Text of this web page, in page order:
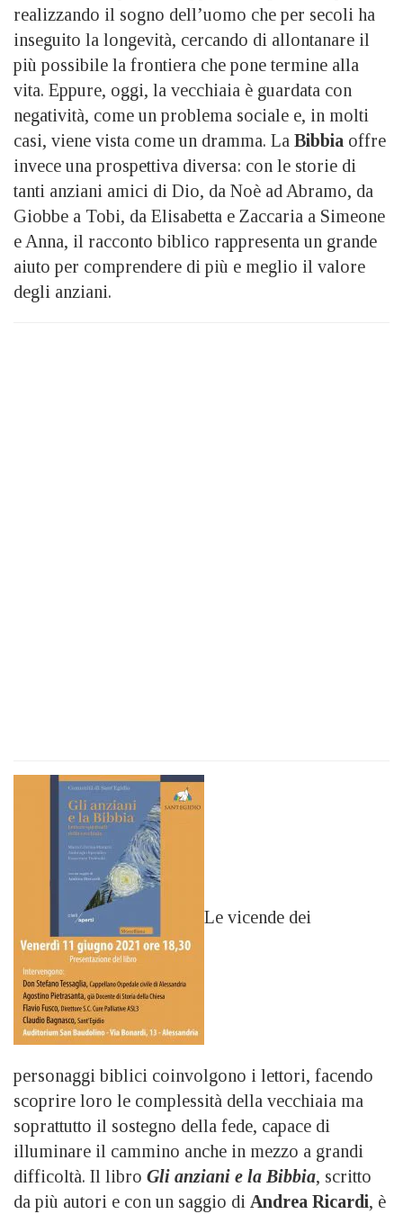
realizzando il sogno dell’uomo che per secoli ha
inseguito la longevità, cercando di allontanare il
più possibile la frontiera che pone termine alla
vita. Eppure, oggi, la vecchiaia è guardata con
negatività, come un problema sociale e, in molti
casi, viene vista come un dramma. La Bibbia offre
invece una prospettiva diversa: con le storie di
tanti anziani amici di Dio, da Noè ad Abramo, da
Giobbe a Tobi, da Elisabetta e Zaccaria a Simeone
e Anna, il racconto biblico rappresenta un grande
aiuto per comprendere di più e meglio il valore
degli anziani.
Le vicende dei
personaggi biblici coinvolgono i lettori, facendo
scoprire loro le complessità della vecchiaia ma
soprattutto il sostegno della fede, capace di
illuminare il cammino anche in mezzo a grandi
difficoltà. Il libro Gli anziani e la Bibbia, scritto
da più autori e con un saggio di Andrea Ricardi, è